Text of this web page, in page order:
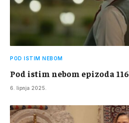
POD ISTIM NEBOM
Pod istim nebom epizoda 116
6. lipnja 2025.